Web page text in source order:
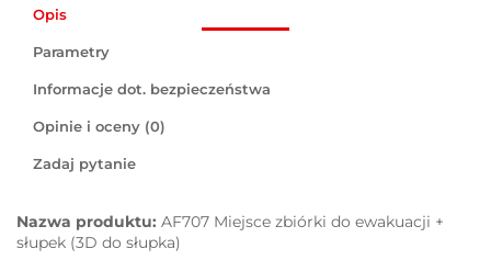
Opis
Parametry
Informacje dot. bezpieczeństwa
Opinie i oceny (0)
Zadaj pytanie
Nazwa produktu: AF707 Miejsce zbiórki do ewakuacji +
słupek (3D do słupka)